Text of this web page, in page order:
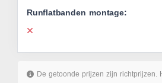
Runflatbanden montage:
De getoonde prijzen zijn richtprijzen.